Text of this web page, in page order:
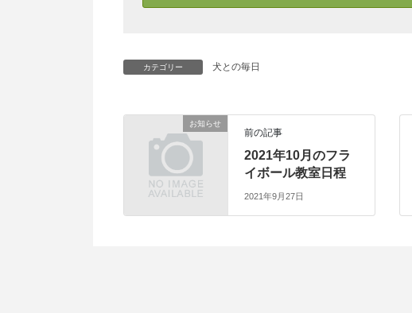
カテゴリー 犬との毎日
お知らせ
前の記事
2021年10月のフラ
イボール教室日程
2021年9月27日